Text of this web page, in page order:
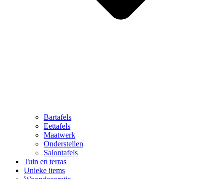
Bartafels
Eettafels
Maatwerk
Onderstellen
Salontafels
Tuin en terras
Unieke items